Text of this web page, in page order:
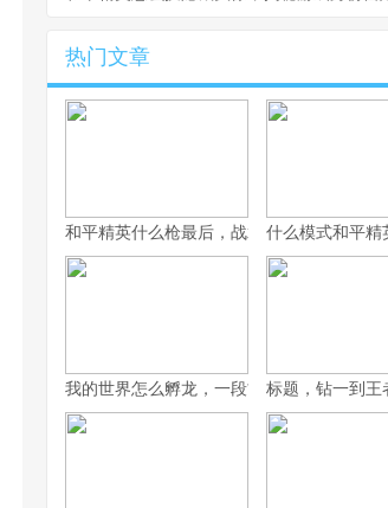
热门文章
和平精英什么枪最后，战术博弈与心理博弈
什么模式和平精
我的世界怎么孵龙，一段古老传说的复苏之
标题，钻一到王